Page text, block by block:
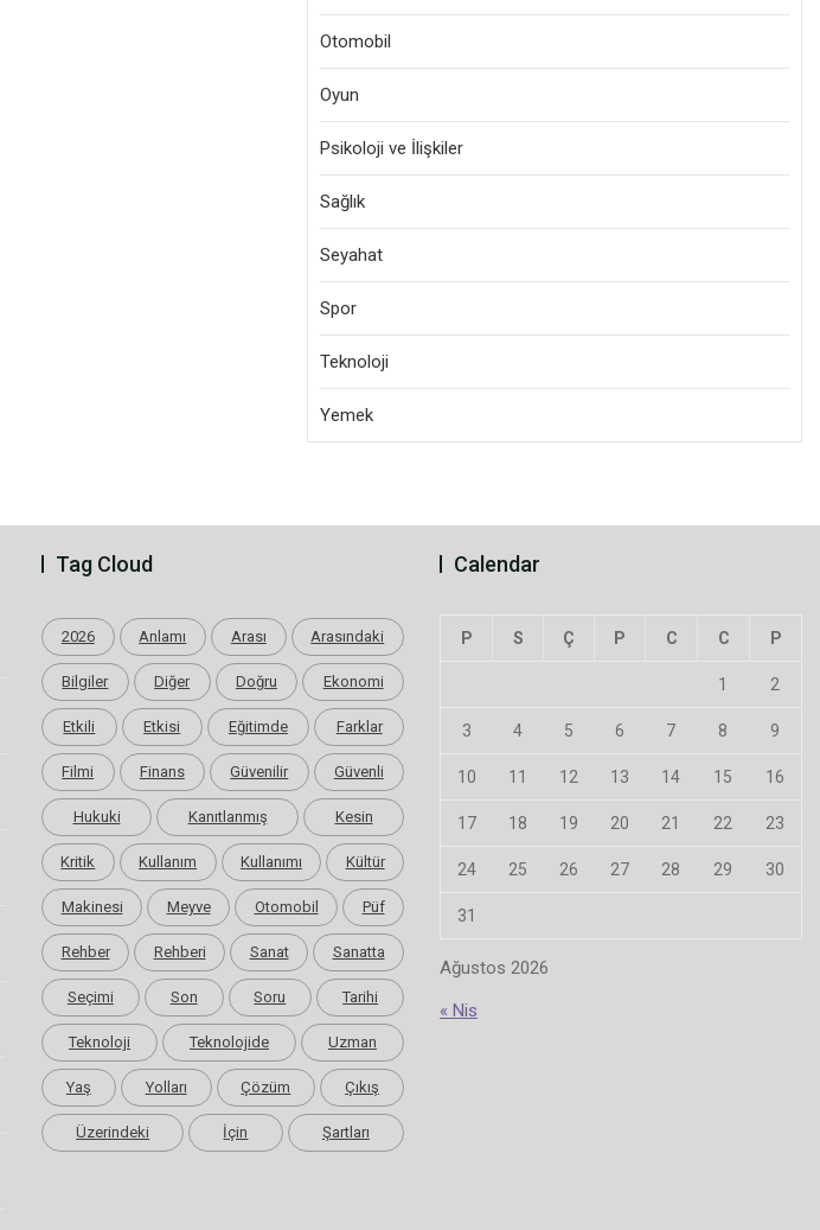
Otomobil
Oyun
Psikoloji ve İlişkiler
Sağlık
Seyahat
Spor
Teknoloji
Yemek
Tag Cloud
2026 Anlamı Arası Arasındaki
Bilgiler Diğer Doğru Ekonomi
Etkili Etkisi Eğitimde Farklar
Filmi Finans Güvenilir Güvenli
Hukuki Kanıtlanmış Kesin
Kritik Kullanım Kullanımı Kültür
Makinesi Meyve Otomobil Püf
Rehber Rehberi Sanat Sanatta
Seçimi Son Soru Tarihi
Teknoloji Teknolojide Uzman
Yaş Yolları Çözüm Çıkış
Üzerindeki İçin Şartları
Calendar
Ağustos 2026
P S Ç P C C P
1 2
3 4 5 6 7 8 9
10 11 12 13 14 15 16
17 18 19 20 21 22 23
24 25 26 27 28 29 30
31
« Nis